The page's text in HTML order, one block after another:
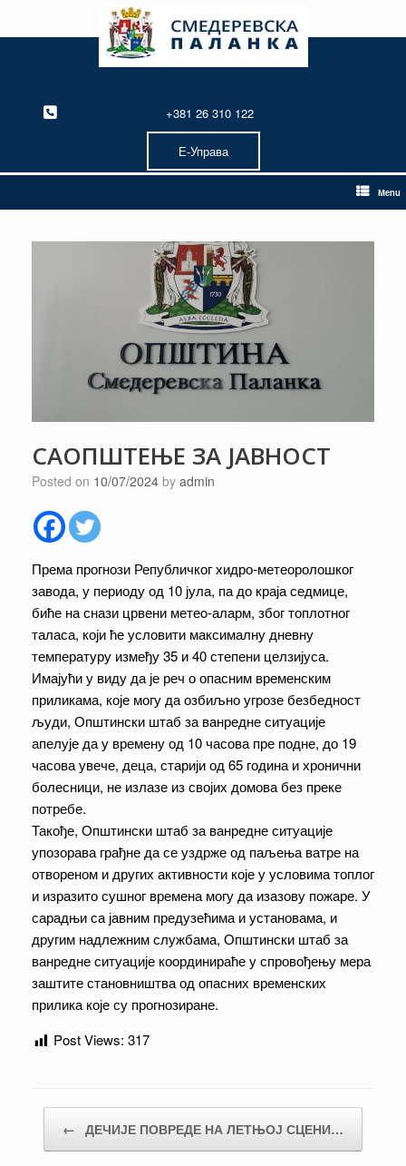
content
+381 26 310 122
Е-Управа
Menu
САОПШТЕЊЕ ЗА ЈАВНОСТ
Posted on 10/07/2024 by admin
Према прогнози Републичког хидро-метеоролошког
завода, у периоду од 10 јула, па до краја седмице,
биће на снази црвени метеo-аларм, због топлотног
таласа, који ће условити максималну дневну
температуру између 35 и 40 степени целзијуса.
Имајући у виду да је реч о опасним временским
приликама, које могу да озбиљно угрозе безбедност
људи, Општински штаб за ванредне ситуације
апелује да у времену од 10 часова пре подне, до 19
часова увече, деца, старији од 65 година и хронични
болесници, не излазе из својих домова без преке
потребе.
Такође, Општински штаб за ванредне ситуације
упозорава грађне да се уздрже од паљења ватре на
отвореном и других активности које у условима топлог
и изразито сушног времена могу да изазову пожаре. У
сарадњи са јавним предузећима и установама, и
другим надлежним службама, Општински штаб за
ванредне ситуације координираће у спровођењу мера
заштите становништва од опасних временских
прилика које су прогнозиране.
Post Views: 317
← ДЕЧИЈЕ ПОВРЕДЕ НА ЛЕТЊОЈ СЦЕНИ…